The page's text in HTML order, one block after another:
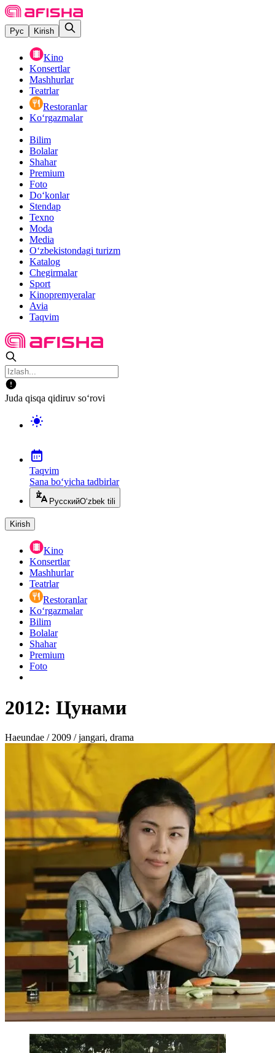
Рус Kirish
Kino
Konsertlar
Mashhurlar
Teatrlar
Restoranlar
Ko‘rgazmalar
Bilim
Bolalar
Shahar
Premium
Foto
Do‘konlar
Stendap
Texno
Moda
Media
O‘zbekistondagi turizm
Katalog
Chegirmalar
Sport
Kinopremyeralar
Avia
Taqvim
Juda qisqa qidiruv so‘rovi
Taqvim
Sana bo‘yicha tadbirlar
РусскийO‘zbek tili
Kirish
Kino
Konsertlar
Mashhurlar
Teatrlar
Restoranlar
Ko‘rgazmalar
Bilim
Bolalar
Shahar
Premium
Foto
2012: Цунами
Haeundae / 2009 / jangari, drama